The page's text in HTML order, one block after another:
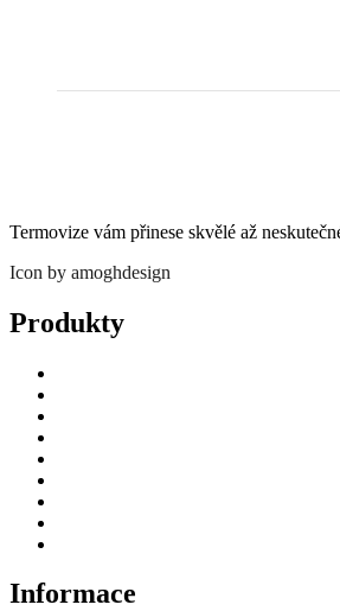
Termovize vám přinese skvělé až
Icon by amoghdesign
Produkty
Informace